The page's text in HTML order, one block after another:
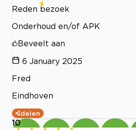
Reden bezoek
Onderhoud en/of APK
Beveelt aan
6 January 2025
Fred
Eindhoven
delen
10